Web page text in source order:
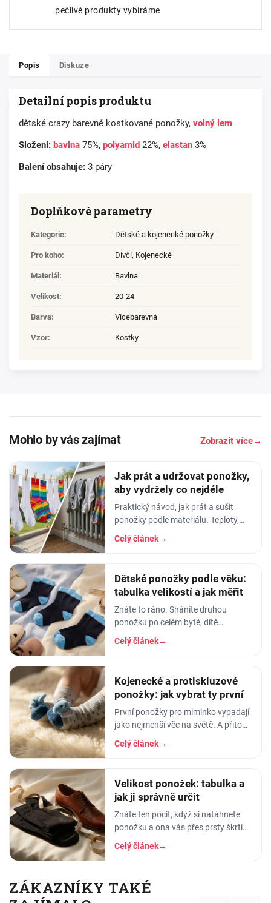
pečlivě produkty vybíráme
Popis Diskuze
Detailní popis produktu
dětské crazy barevné kostkované ponožky, volný lem
Složeni: bavlna 75%, polyamid 22%, elastan 3%
Balení obsahuje: 3 páry
Doplňkové parametry
Kategorie: Dětské a kojenecké ponožky
Pro koho: Dívčí, Kojenecké
Materiál : Bavlna
Velikost: 20-24
Barva: Vícebarevná
Vzor: Kostky
Mohlo by vás zajímat Zobrazit více→
Jak prát a udržovat ponožky,
aby vydržely co nejdéle
Praktický návod, jak prát a sušit
ponožky podle materiálu. Teploty,
aviváž, sušička, žehlení. Vyhnete se
tak sražení, trhání a ztrátě tvaru.
Celý článek→
Dětské ponožky podle věku:
tabulka velikostí a jak měřit
Znáte to ráno. Sháníte druhou
ponožku po celém bytě, dítě
poskakuje na jedné noze, školka
začíná za deset minut - a když
Celý článek→
Kojenecké a protiskluzové
ponožky: jak vybrat ty první
První ponožky pro miminko vypadají
jako nejmenší věc na světě. A přitom
nad ničím jiným u výbavičky
nestrávíte tolik času. Stojíte v
Celý článek→
Velikost ponožek: tabulka a
jak ji správně určit
Znáte ten pocit, když si natáhnete
ponožku a ona vás přes prsty škrtí
jako gumička od svačiny? Nebo
naopak - pata vám vyleze do půlky
Celý článek→
ZÁKAZNÍKY TAKÉ